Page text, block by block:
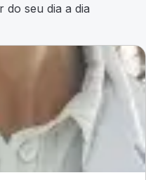
seu dia a dia